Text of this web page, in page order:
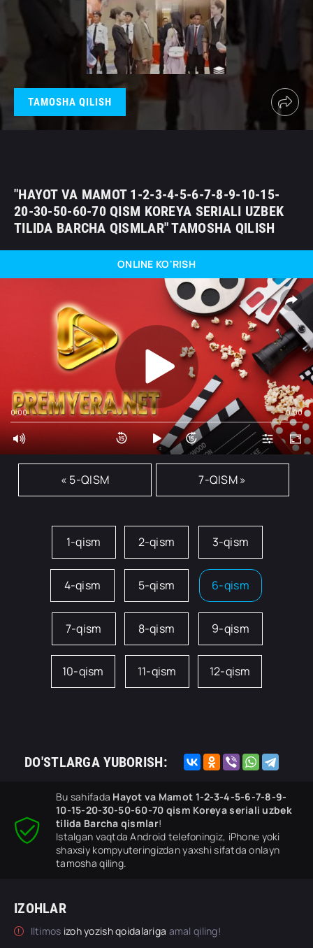
TAMOSHA QILISH
"HAYOT VA MAMOT 1-2-3-4-5-6-7-8-9-10-15-
20-30-50-60-70 QISM KOREYA SERIALI UZBEK
TILIDA BARCHA QISMLAR" TAMOSHA QILISH
ONLINE KO'RISH
0:00 0:00
« 5-QISM 7-QISM »
1-qism 2-qism 3-qism
4-qism 5-qism 6-qism
7-qism 8-qism 9-qism
10-qism 11-qism 12-qism
DO'STLARGA YUBORISH:
Bu sahifada Hayot va Mamot 1-2-3-4-5-6-7-8-9-
10-15-20-30-50-60-70 qism Koreya seriali uzbek
tilida Barcha qismlar!
Istalgan vaqtda Android telefoningiz, iPhone yoki
shaxsiy kompyuteringizdan yaxshi sifatda onlayn
tamosha qiling.
IZOHLAR
Iltimos izoh yozish qoidalariga amal qiling!